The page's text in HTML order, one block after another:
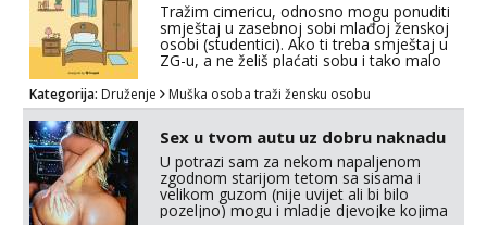
Tražim cimericu, odnosno mogu ponuditi
smještaj u zasebnoj sobi mlađoj ženskoj
osobi (studentici). Ako ti treba smještaj u
ZG-u, a ne želiš plaćati sobu i tako malo
Kategorija: Druženje Muška osoba traži žensku osobu
Sex u tvom autu uz dobru naknadu
U potrazi sam za nekom napaljenom
zgodnom starijom tetom sa sisama i
velikom guzom (nije uvijet ali bi bilo
pozeljno) mogu i mladje djevojke kojima